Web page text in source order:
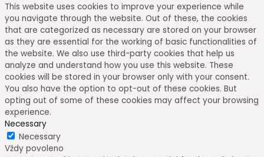
This website uses cookies to improve your experience while
you navigate through the website. Out of these, the cookies
that are categorized as necessary are stored on your browser
as they are essential for the working of basic functionalities of
the website. We also use third-party cookies that help us
analyze and understand how you use this website. These
cookies will be stored in your browser only with your consent.
You also have the option to opt-out of these cookies. But
opting out of some of these cookies may affect your browsing
experience.
Necessary
Necessary
Vždy povoleno